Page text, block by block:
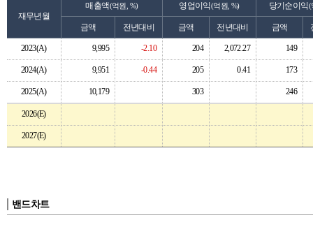
재무년월
매출액(억원, %) 영업이익(억원, %) 당기순이익(
금액 전년대비 금액 전년대비 금액
2023(A) 9,995 -2.10 204 2,072.27 149
2024(A) 9,951 -0.44 205 0.41 173
2025(A) 10,179 303 246
2026(E)
2027(E)
밴드차트